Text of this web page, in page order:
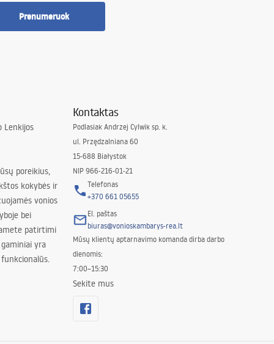
Prenumeruok
Lenkijos
poreikius,
kokybės ir
vonios
bei
patirtimi
yra
Kontaktas
Podlasiak Andrzej Cylwik sp. k.
ul. Przędzalniana 60
15-688 Białystok
NIP 966-216-01-21
Telefonas
+370 661 05655
El. paštas
biuras@vonioskambarys-rea.lt
Mūsų klientų aptarnavimo komanda dirba darbo
dienomis:
7:00–15:30
Sekite mus